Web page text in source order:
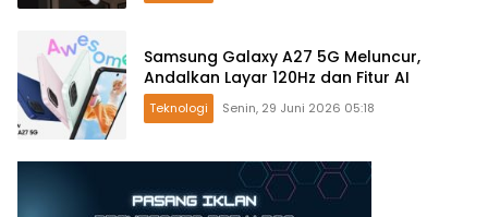
Samsung Galaxy A27 5G Meluncur,
Andalkan Layar 120Hz dan Fitur AI
Teknologi Senin, 29 Juni 2026 05:18